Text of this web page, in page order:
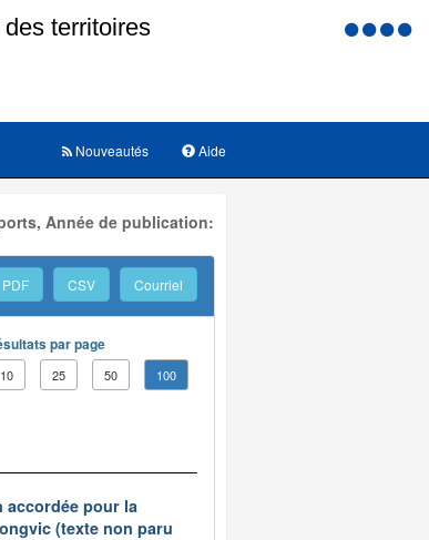
Menu
Aide
Nouveautés
Année de publication:
PDF CSV Courriel
par page
10 25 50 100
accordée pour la
(texte non paru